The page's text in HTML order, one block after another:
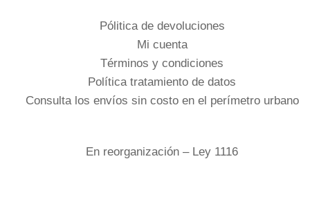
Pólitica de devoluciones
Mi cuenta
Términos y condiciones
Política tratamiento de datos
Consulta los envíos sin costo en el perímetro urbano
En reorganización – Ley 1116